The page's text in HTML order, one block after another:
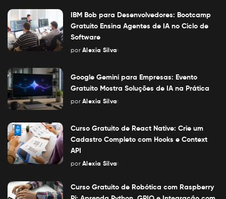
IBM Bob para Desenvolvedores: Bootcamp
Gratuito Ensina Agentes de IA no Ciclo de
Software
Posted
por Alexia Silva
Google Gemini para Empresas: Evento
Gratuito Mostra Soluções de IA na Prática
Posted
por Alexia Silva
Curso Gratuito de React Native: Crie um
Cadastro Completo com Hooks e Context
API
Posted
por Alexia Silva
Curso Gratuito de Robótica com Raspberry